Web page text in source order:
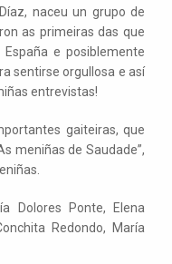
naceu un grupo de
as primeiras das que
e posiblemente
sentirse orgullosa e así
entrevistas!
gaiteiras, que
meniñas de Saudade”,
Dolores Ponte, Elena
Redondo, María